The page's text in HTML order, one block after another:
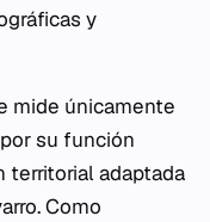
y
mide únicamente
su función
territorial adaptada
Como